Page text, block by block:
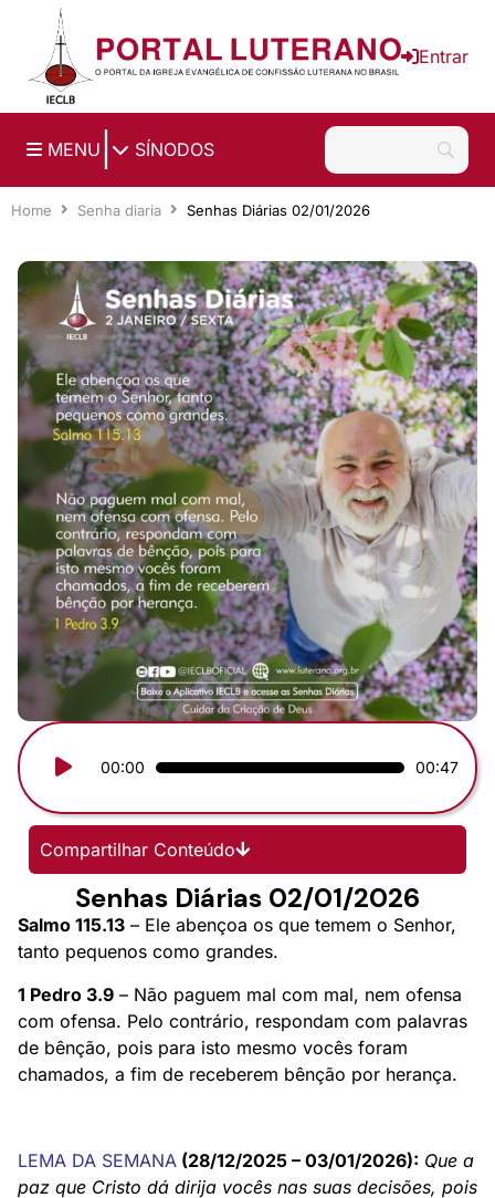
Ir para o conteúdo principal
Entrar
MENU SÍNODOS
Home Senha diaria Senhas Diárias 02/01/2026
Tocador
de
áudio
00:00 00:47
Compartilhar Conteúdo
Senhas Diárias 02/01/2026
Salmo 115.13 – Ele abençoa os que temem o Senhor,
tanto pequenos como grandes.
1 Pedro 3.9 – Não paguem mal com mal, nem ofensa
com ofensa. Pelo contrário, respondam com palavras
de bênção, pois para isto mesmo vocês foram
chamados, a fim de receberem bênção por herança.
LEMA DA SEMANA (28/12/2025 – 03/01/2026): Que a
paz que Cristo dá dirija vocês nas suas decisões, pois